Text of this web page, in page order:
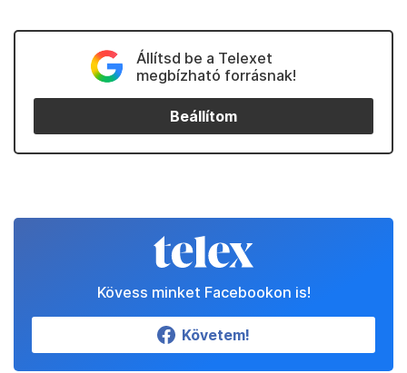
Állítsd be a Telexet
megbízható forrásnak!
Beállítom
Kövess minket Facebookon is!
Követem!